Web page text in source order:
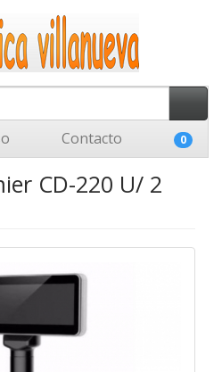
Contacto 0
CD-220 U/ 2